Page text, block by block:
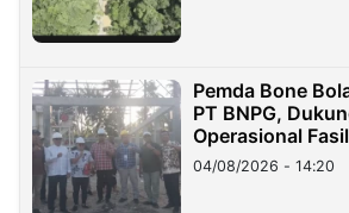
Pemda Bone
PT BNPG,
Operasional
04/08/2026 - 14:20